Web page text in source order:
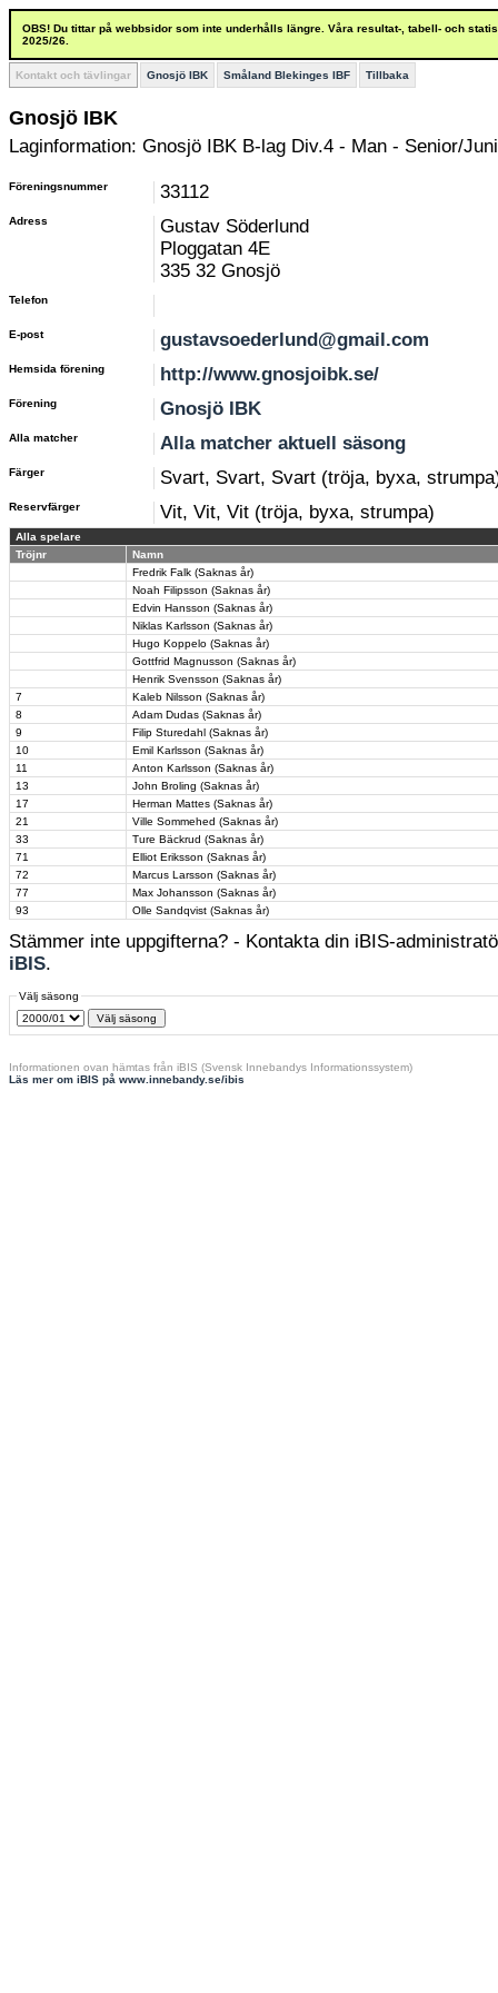
OBS! Du tittar på webbsidor som inte underhålls längre. Våra resultat-, tabell- och
2025/26.
Kontakt och tävlingar Gnosjö IBK Småland Blekinges IBF Tillbaka
Gnosjö IBK
Laginformation: Gnosjö IBK B-lag Div.4 - Man - Senior/
Föreningsnummer 33112
Adress
Gustav Söderlund
Ploggatan 4E
335 32 Gnosjö
Telefon
E-post gustavsoederlund@gmail.com
Hemsida förening http://www.gnosjoibk.se/
Förening Gnosjö IBK
Alla matcher Alla matcher aktuell säsong
Färger Svart, Svart, Svart (tröja, byxa,
Reservfärger Vit, Vit, Vit (tröja, byxa, strumpa)
Alla spelare
Tröjnr
Namn
Fredrik Falk (Saknas år)
Noah Filipsson (Saknas år)
Edvin Hansson (Saknas år)
Niklas Karlsson (Saknas år)
Hugo Koppelo (Saknas år)
Gottfrid Magnusson (Saknas år)
Henrik Svensson (Saknas år)
7
Kaleb Nilsson (Saknas år)
8
Adam Dudas (Saknas år)
9
Filip Sturedahl (Saknas år)
10
Emil Karlsson (Saknas år)
11
Anton Karlsson (Saknas år)
13
John Broling (Saknas år)
17
Herman Mattes (Saknas år)
21
Ville Sommehed (Saknas år)
33
Ture Bäckrud (Saknas år)
71
Elliot Eriksson (Saknas år)
72
Marcus Larsson (Saknas år)
77
Max Johansson (Saknas år)
93
Olle Sandqvist (Saknas år)
Stämmer inte uppgifterna? - Kontakta din iBIS-
iBIS.
Välj säsong
Informationen ovan hämtas från iBIS (Svensk Innebandys Informationssystem)
Läs mer om iBIS på www.innebandy.se/ibis